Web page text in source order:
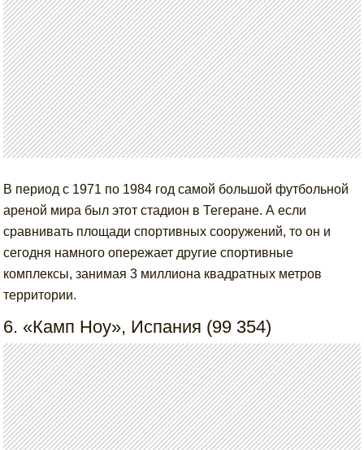
В период с 1971 по 1984 год самой большой футбольной
ареной мира был этот стадион в Тегеране. А если
сравнивать площади спортивных сооружений, то он и
сегодня намного опережает другие спортивные
комплексы, занимая 3 миллиона квадратных метров
территории.
6. «Камп Ноу», Испания (99 354)